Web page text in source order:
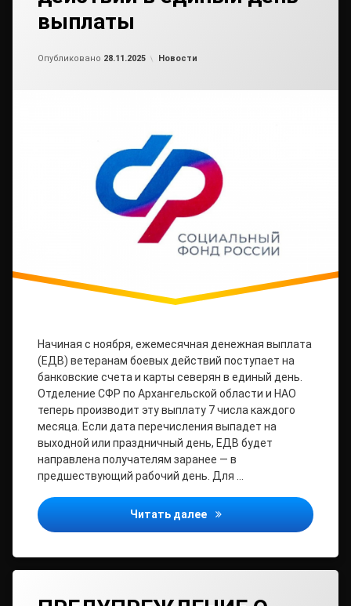
выплаты
Опубликовано 28.11.2025 Рубрики:
Новости
Начиная с ноября, ежемесячная денежная выплата
(ЕДВ) ветеранам боевых действий поступает на
банковские счета и карты северян в единый день.
Отделение СФР по Архангельской области и НАО
теперь производит эту выплату 7 числа каждого
месяца. Если дата перечисления выпадет на
выходной или праздничный день, ЕДВ будет
направлена получателям заранее — в
предшествующий рабочий день. Для …
Читать далее С ноября Отделение